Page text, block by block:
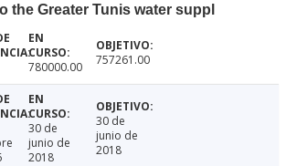
the Greater Tunis water suppl
780000.00 757261.00
30 de
junio de
2018
30 de
junio de
2018